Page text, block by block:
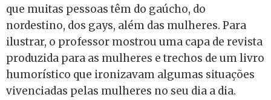
que muitas pessoas têm do gaúcho, do
nordestino, dos gays, além das mulheres. Para
ilustrar, o professor mostrou uma capa de revista
produzida para as mulheres e trechos de um livro
humorístico que ironizavam algumas situações
vivenciadas pelas mulheres no seu dia a dia.